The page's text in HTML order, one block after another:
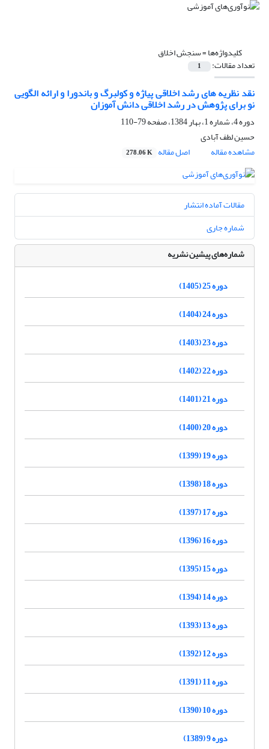
کلیدواژه‌ها =سنجش اخلاق
تعداد مقالات: 1
نقد نظریه های رشد اخلاقی پیاژه و کولبرگ و باندورا و ارائه الگویی
نو برای پژوهش در رشد اخلاقی دانش آموزان
دوره 4، شماره 1، بهار 1384، صفحه
79-110
حسین لطف آبادی
مشاهده مقاله
اصل مقاله 278.06 K
مقالات آماده انتشار
شماره جاری
شماره‌های پیشین نشریه
دوره 25 (1405)
دوره 24 (1404)
دوره 23 (1403)
دوره 22 (1402)
دوره 21 (1401)
دوره 20 (1400)
دوره 19 (1399)
دوره 18 (1398)
دوره 17 (1397)
دوره 16 (1396)
دوره 15 (1395)
دوره 14 (1394)
دوره 13 (1393)
دوره 12 (1392)
دوره 11 (1391)
دوره 10 (1390)
دوره 9 (1389)